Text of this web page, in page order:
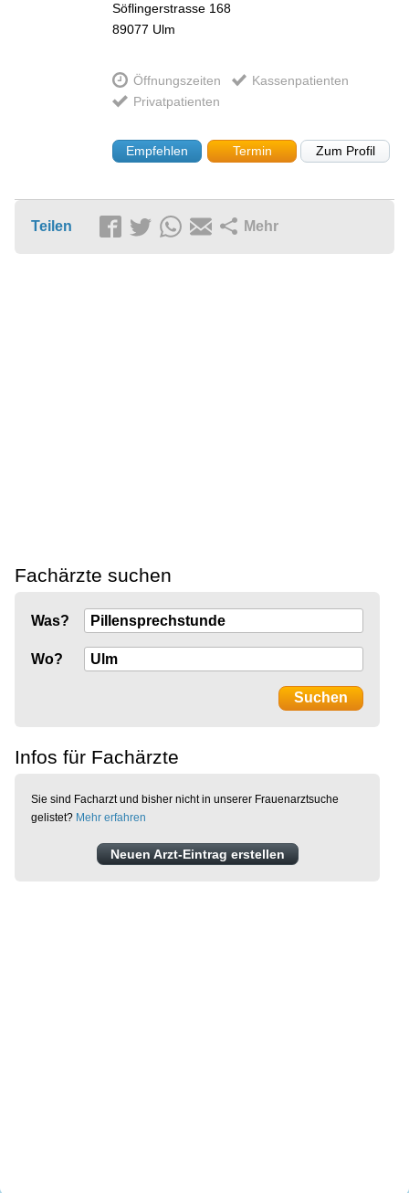
Söflingerstrasse 168
89077 Ulm
Öffnungszeiten
Kassenpatienten
Privatpatienten
Empfehlen Termin Zum Profil
Teilen Mehr
Fachärzte suchen
Was?
Wo?
Infos für Fachärzte
Sie sind Facharzt und bisher nicht in unserer Frauenarztsuche
gelistet? Mehr erfahren
Neuen Arzt-Eintrag erstellen